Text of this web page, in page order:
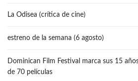
La Odisea (crítica de cine)
estreno de la semana (6 agosto)
Dominican Film Festival marca sus 15
de 70 películas